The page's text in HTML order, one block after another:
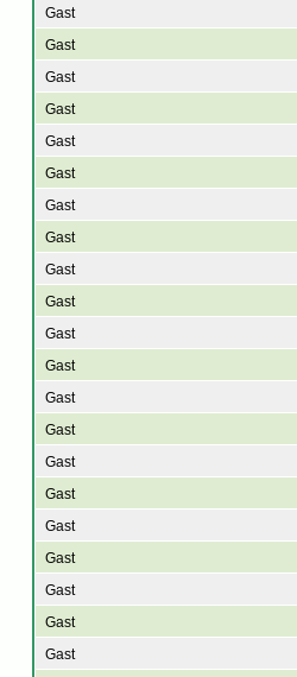
Gast
Gast
Gast
Gast
Gast
Gast
Gast
Gast
Gast
Gast
Gast
Gast
Gast
Gast
Gast
Gast
Gast
Gast
Gast
Gast
Gast